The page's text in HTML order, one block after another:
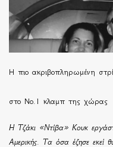
H πιο ακριβοπληρωμένη
στο Νο.1 κλαμπ της χώρας
Η Τζάκι «Ντίβα» Κουκ
Αμερικής. Τα όσα έζησε εκεί